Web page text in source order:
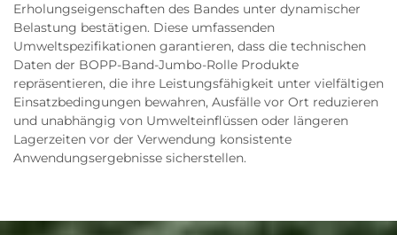
Erholungseigenschaften des Bandes unter dynamischer
Belastung bestätigen. Diese umfassenden
Umweltspezifikationen garantieren, dass die technischen
Daten der BOPP-Band-Jumbo-Rolle Produkte
repräsentieren, die ihre Leistungsfähigkeit unter vielfältigen
Einsatzbedingungen bewahren, Ausfälle vor Ort reduzieren
und unabhängig von Umwelteinflüssen oder längeren
Lagerzeiten vor der Verwendung konsistente
Anwendungsergebnisse sicherstellen.